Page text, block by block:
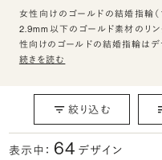
女性向けのゴールドの結婚指輪（
2.9mm以下のゴールド素材のリン
性向けのゴールドの結婚指輪はデ
続きを読む
絞り込む
表示中： 64 デザイン